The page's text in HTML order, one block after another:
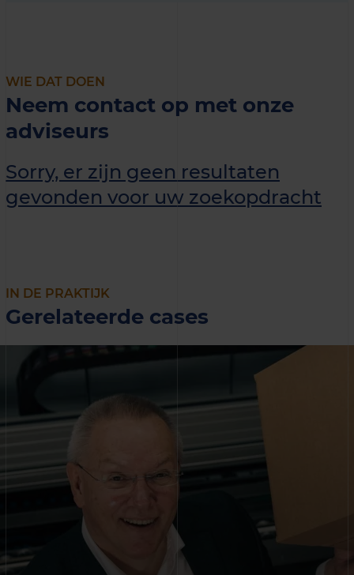
WIE DAT DOEN
Neem contact op met onze
adviseurs
Sorry, er zijn geen resultaten
gevonden voor uw zoekopdracht
IN DE PRAKTIJK
Gerelateerde cases